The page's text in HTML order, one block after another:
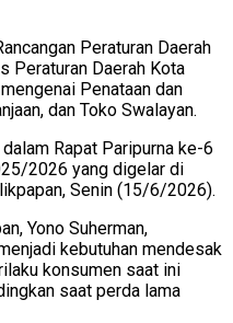
Peraturan Daerah
Peraturan Daerah Kota
Penataan dan
dan Toko Swalayan.
Rapat Paripurna ke-6
2026 yang digelar di
Senin (15/6/2026).
Yono Suherman,
kebutuhan mendesak
konsumen saat ini
saat perda lama